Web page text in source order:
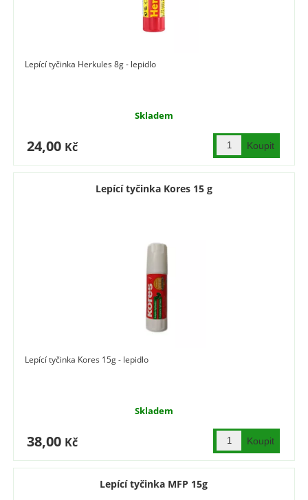
Lepící tyčinka Herkules 8g - lepidlo
Skladem
24,00 Kč
Lepící tyčinka Kores 15 g
Lepící tyčinka Kores 15g - lepidlo
Skladem
38,00 Kč
Lepící tyčinka MFP 15g